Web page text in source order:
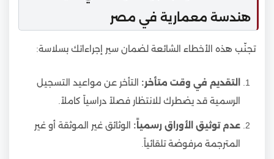
هندسة معمارية في مصر
تجنّب هذه الأخطاء الشائعة لضمان سير إجراءاتك بسلاسة:
التقديم في وقت متأخر: التأخر عن مواعيد التسجيل
الرسمية قد يضطرك للانتظار فصلاً دراسياً كاملاً.
عدم توثيق الأوراق رسمياً: الوثائق غير الموثقة أو غير
المترجمة مرفوضة تلقائياً.